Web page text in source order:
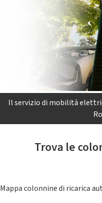
Il servizio di mobilità
Trova le
Mappa colonnine di ricarica